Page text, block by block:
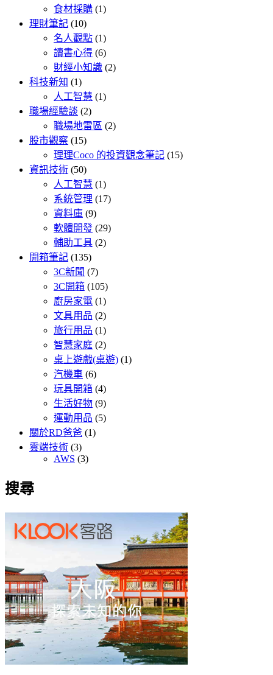
食材採購 (1)
理財筆記 (10)
名人觀點 (1)
讀書心得 (6)
財經小知識 (2)
科技新知 (1)
人工智慧 (1)
職場經驗談 (2)
職場地雷區 (2)
股市觀察 (15)
理理Coco 的投資觀念筆記 (15)
資訊技術 (50)
人工智慧 (1)
系統管理 (17)
資料庫 (9)
軟體開發 (29)
輔助工具 (2)
開箱筆記 (135)
3C新聞 (7)
3C開箱 (105)
廚房家電 (1)
文具用品 (2)
旅行用品 (1)
智慧家庭 (2)
桌上遊戲(桌遊) (1)
汽機車 (6)
玩具開箱 (4)
生活好物 (9)
運動用品 (5)
關於RD爸爸 (1)
雲端技術 (3)
AWS (3)
搜尋